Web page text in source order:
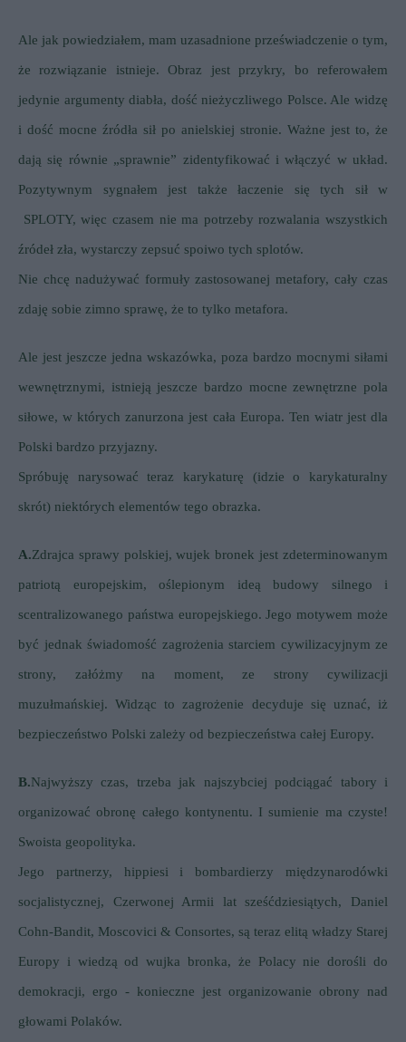
Ale jak powiedziałem, mam uzasadnione przeświadczenie o tym,
że rozwiązanie istnieje. Obraz jest przykry, bo referowałem
jedynie argumenty diabła, dość nieżyczliwego Polsce. Ale widzę
i dość mocne źródła sił po anielskiej stronie. Ważne jest to, że
dają się równie „sprawnie” zidentyfikować i włączyć w układ.
Pozytywnym sygnałem jest także łaczenie się tych sił w
SPLOTY, więc czasem nie ma potrzeby rozwalania wszystkich
źródeł zła, wystarczy zepsuć spoiwo tych splotów.
Nie chcę nadużywać formuły zastosowanej metafory, cały czas
zdaję sobie zimno sprawę, że to tylko metafora.
Ale jest jeszcze jedna wskazówka, poza bardzo mocnymi siłami
wewnętrznymi, istnieją jeszcze bardzo mocne zewnętrzne pola
siłowe, w których zanurzona jest cała Europa. Ten wiatr jest dla
Polski bardzo przyjazny.
Spróbuję narysować teraz karykaturę (idzie o karykaturalny
skrót) niektórych elementów tego obrazka.
A.Zdrajca sprawy polskiej, wujek bronek jest zdeterminowanym
patriotą europejskim, oślepionym ideą budowy silnego i
scentralizowanego państwa europejskiego. Jego motywem może
być jednak świadomość zagrożenia starciem cywilizacyjnym ze
strony, załóżmy na moment, ze strony cywilizacji
muzułmańskiej. Widząc to zagrożenie decyduje się uznać, iż
bezpieczeństwo Polski zależy od bezpieczeństwa całej Europy.
B.Najwyższy czas, trzeba jak najszybciej podciągać tabory i
organizować obronę całego kontynentu. I sumienie ma czyste!
Swoista geopolityka.
Jego partnerzy, hippiesi i bombardierzy międzynarodówki
socjalistycznej, Czerwonej Armii lat sześćdziesiątych, Daniel
Cohn-Bandit, Moscovici & Consortes, są teraz elitą władzy Starej
Europy i wiedzą od wujka bronka, że Polacy nie dorośli do
demokracji, ergo - konieczne jest organizowanie obrony nad
głowami Polaków.